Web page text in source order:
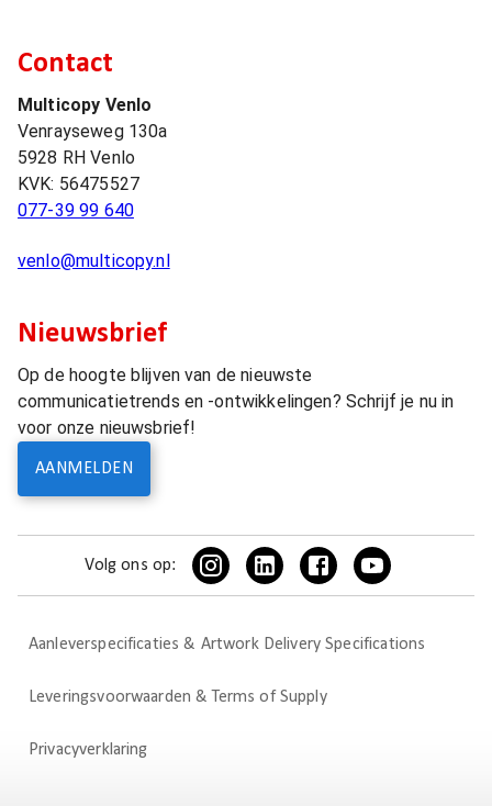
Contact
Multicopy Venlo
Venrayseweg 130a
5928 RH Venlo
KVK: 56475527
077-39 99 640
venlo@multicopy.nl
Nieuwsbrief
Op de hoogte blijven van de nieuwste
communicatietrends en -ontwikkelingen? Schrijf je nu in
voor onze nieuwsbrief!
AANMELDEN
Volg ons op:
Aanleverspecificaties & Artwork Delivery Specifications
Leveringsvoorwaarden & Terms of Supply
Privacyverklaring